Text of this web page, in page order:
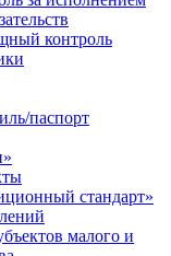
контроль
паспорт
стандарт»
малого и